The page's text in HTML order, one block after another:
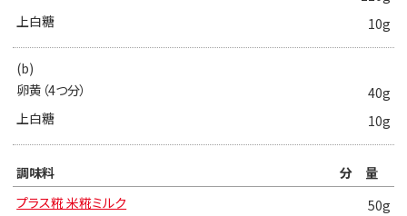
上白糖
10g
(b)
卵黄（4つ分）
40g
上白糖
10g
調味料
分量
プラス糀 米糀ミルク
50g